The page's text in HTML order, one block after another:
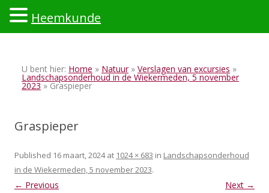
U bent hier: Home » Natuur» Verslagen van excursies »
Landschapsonderhoud in de Wiekermeden, 5 november
2023» Graspieper
Graspieper
Published 16 maart, 2024at 1024 × 683 in Landschapsonderhoud
in de Wiekermeden, 5 november 2023.
← Previous Next →
Heemkunde